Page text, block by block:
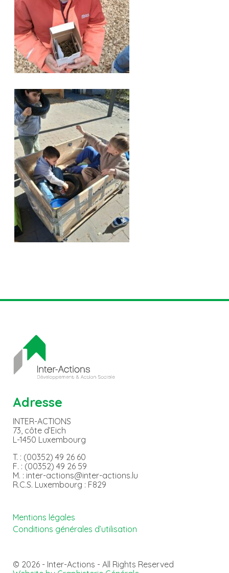
Adresse
INTER-ACTIONS
73, côte d’Eich
L-1450 Luxembourg
T. : (00352) 49 26 60
F. : (00352) 49 26 59
M. : inter-actions@inter-actions.lu
R.C.S. Luxembourg : F829
Mentions légales
Conditions générales d’utilisation
© 2026 - Inter-Actions - All Rights Reserved